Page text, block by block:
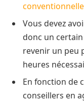
conventionnelle
Vous devez
donc un
revenir un peu
heures
En fonction de
conseillers en